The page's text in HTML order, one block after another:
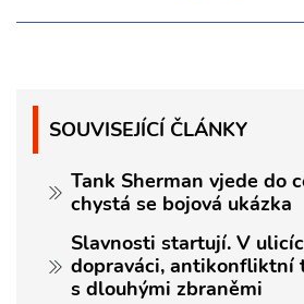
SOUVISEJÍCÍ ČLÁNKY
Tank Sherman vjede do
chystá se bojová ukázka
Slavnosti startují. V
dopraváci, antikonfliktní
s dlouhými zbraněmi